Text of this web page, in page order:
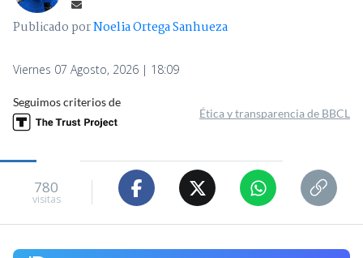
Publicado porNoelia Ortega Sanhueza
Viernes 07 Agosto, 2026 | 18:09
Seguimos criterios de
Ética y transparencia de BBCL
780
visitas